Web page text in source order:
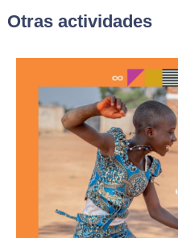
Otras actividades